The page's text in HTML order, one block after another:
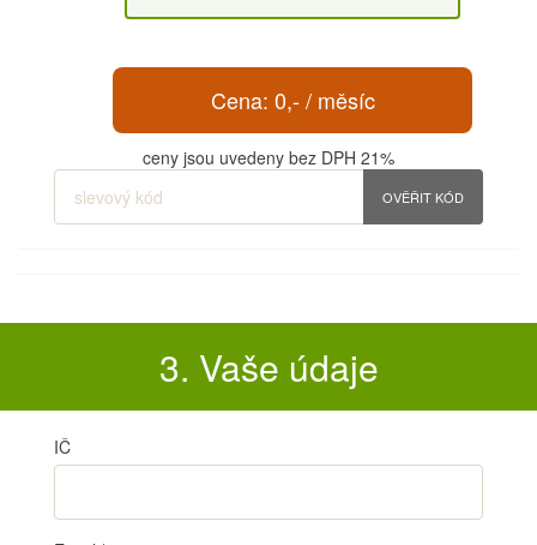
Cena: 0,- / měsíc
ceny jsou uvedeny bez DPH 21%
OVĚŘIT KÓD
3. Vaše údaje
IČ